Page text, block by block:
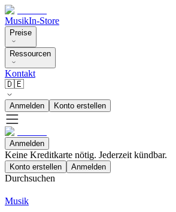
MusikIn-Store
Preise
Ressourcen
Kontakt
🇩🇪
Anmelden Konto erstellen
Anmelden
Keine Kreditkarte nötig. Jederzeit kündbar.
Konto erstellen Anmelden
Durchsuchen
Musik